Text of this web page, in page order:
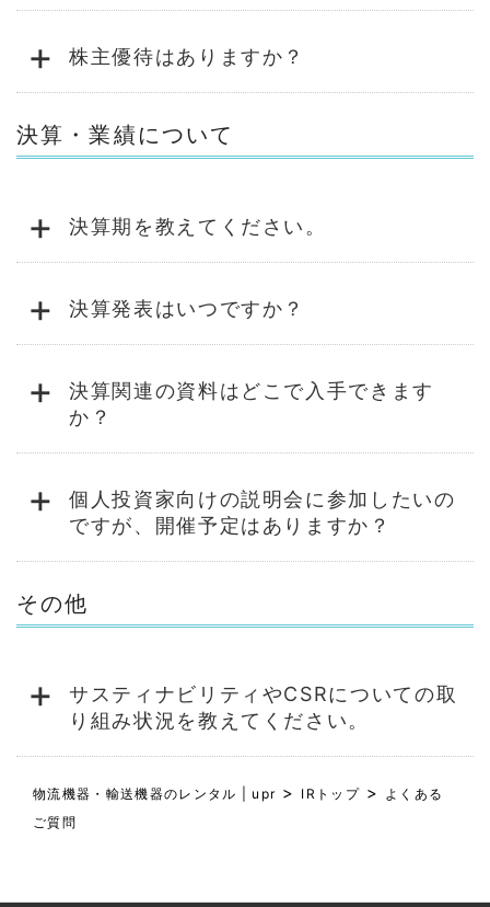
+ 株主優待はありますか？
決算・業績について
+ 決算期を教えてください。
+ 決算発表はいつですか？
+
決算関連の資料はどこで入手できます
か？
+
個人投資家向けの説明会に参加したいの
ですが、開催予定はありますか？
その他
+
サスティナビリティやCSRについての取
り組み状況を教えてください。
物流機器・輸送機器のレンタル | upr > IRトップ> よくある
ご質問